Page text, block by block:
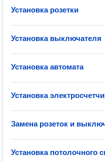
Установка розетки
Установка выключателя
Установка автомата
Установка
Замена розеток и
Установка потолочного